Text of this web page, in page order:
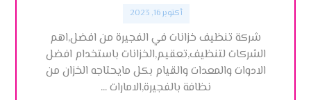
أكتوبر 16, 2023
شركة تنظيف خزانات في الفجيرة من افضل,اهم
الشركات لتنظيف,تعقيم,الخزانات باستخدام افضل
الادوات والمعدات والقيام بكل مايحتاجه الخزان من
نظافة بالفجيرة,الامارات ...